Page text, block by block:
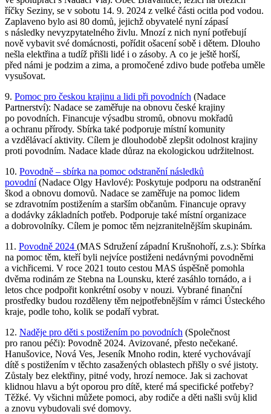
říčky Seziny, se v sobotu 14. 9. 2024 z velké části ocitla pod vodou.
Zaplaveno bylo asi 80 domů, jejichž obyvatelé nyní zápasí
s následky nevyzpytatelného živlu. Mnozí z nich nyní potřebují
nově vybavit své domácnosti, pořídit ošacení sobě i dětem. Dlouho
nešla elektřina a tudíž přišli lidé i o zásoby. A co je ještě horší,
před námi je podzim a zima, a promočené zdivo bude potřeba uměle
vysušovat.
9. Pomoc pro českou krajinu a lidi při povodních (Nadace
Partnerství): Nadace se zaměřuje na obnovu české krajiny
po povodních. Financuje výsadbu stromů, obnovu mokřadů
a ochranu přírody. Sbírka také podporuje místní komunity
a vzdělávací aktivity. Cílem je dlouhodobě zlepšit odolnost krajiny
proti povodním. Nadace klade důraz na ekologickou udržitelnost.
10. Povodně – sbírka na pomoc odstranění následků
povodní(Nadace Olgy Havlové): Poskytuje podporu na odstranění
škod a obnovu domovů. Nadace se zaměřuje na pomoc lidem
se zdravotním postižením a starším občanům. Financuje opravy
a dodávky základních potřeb. Podporuje také místní organizace
a dobrovolníky. Cílem je pomoc těm nejzranitelnějším skupinám.
11. Povodně 2024 (MAS Sdružení západní Krušnohoří, z.s.): Sbírka
na pomoc těm, kteří byli nejvíce postiženi nedávnými povodněmi
a vichřicemi. V roce 2021 touto cestou MAS úspěšně pomohla
dvěma rodinám ze Stebna na Lounsku, které zasáhlo tornádo, a i
letos chce podpořit konkrétní osoby v nouzi. Vybrané finanční
prostředky budou rozděleny těm nejpotřebnějším v rámci Ústeckého
kraje, podle toho, kolik se podaří vybrat.
12. Naděje pro děti s postižením po povodních (Společnost
pro ranou péči): Povodně 2024. Avizované, přesto nečekané.
Hanušovice, Nová Ves, Jeseník Mnoho rodin, které vychovávají
dítě s postižením v těchto zasažených oblastech přišly o své jistoty.
Zůstaly bez elektřiny, pitné vody, hrozí nemoce. Jak si zachovat
klidnou hlavu a být oporou pro dítě, které má specifické potřeby?
Těžké. Vy všichni můžete pomoci, aby rodiče a děti našli svůj klid
a znovu vybudovali své domovy.